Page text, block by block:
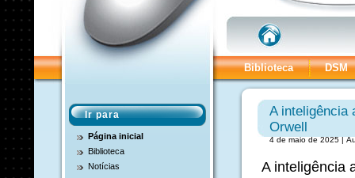
Biblioteca DSM
Ir para
Página inicial
Biblioteca
Notícias
A inteligência
Orwell
4 de maio de 2025 |
A inteligência